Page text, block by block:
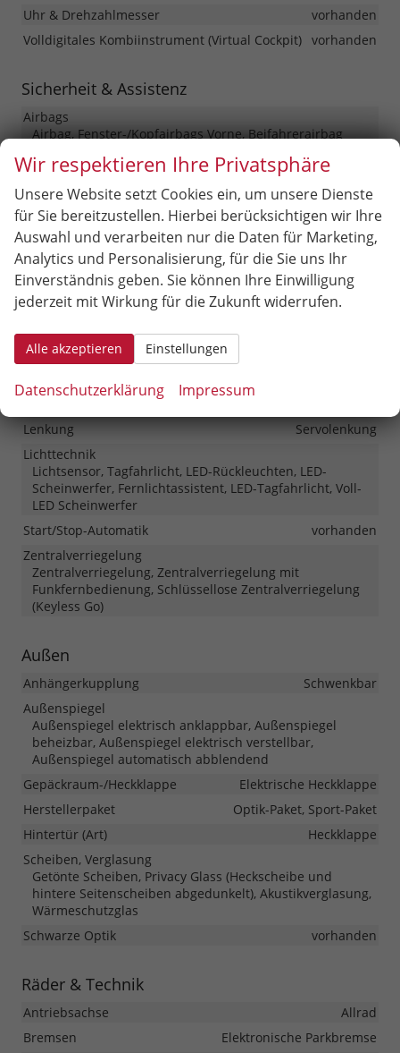
Uhr & Drehzahlmesser
vorhanden
Volldigitales Kombiinstrument (Virtual Cockpit) vorhanden
Sicherheit & Assistenz
Airbags
Airbag, Fenster-/Kopfairbags Vorne, Beifahrerairbag
Assistenzsysteme
Tempomat, Notbremsassistent (City-Safety),
Berganfahrassistent, Spurhalteassistent,
Fußgängererkennung, Abstandstempomat adaptiv (ACC),
Verkehrzeichenerkennung, Müdigkeitserkennungs-
Sensor, Notrufsystem, Autonomes Notbremssystem,
Abstandswarner, Geschwindigkeitsbegrenzer,
Ausweichassistent (ESA)
Selbstlenkendes System, Park Distance Control vorne,
Park Distance Control hinten, Rückfahrkamera
Innenspiegel automatisch abblendend
Lenkung
Servolenkung
Lichttechnik
Lichtsensor, Tagfahrlicht, LED-Rückleuchten, LED-
Scheinwerfer, Fernlichtassistent, LED-Tagfahrlicht, Voll-
LED Scheinwerfer
Start/Stop-Automatik
vorhanden
Zentralverriegelung
Zentralverriegelung, Zentralverriegelung mit
Funkfernbedienung, Schlüssellose Zentralverriegelung
(Keyless Go)
Außen
Anhängerkupplung
Schwenkbar
Außenspiegel
Außenspiegel elektrisch anklappbar, Außenspiegel
beheizbar, Außenspiegel elektrisch verstellbar,
Außenspiegel automatisch abblendend
Gepäckraum-/Heckklappe
Elektrische Heckklappe
Herstellerpaket
Optik-Paket, Sport-Paket
Hintertür (Art)
Heckklappe
Scheiben, Verglasung
Getönte Scheiben, Privacy Glass (Heckscheibe und
hintere Seitenscheiben abgedunkelt), Akustikverglasung,
Wärmeschutzglas
Schwarze Optik
vorhanden
Räder & Technik
Antriebsachse
Allrad
Bremsen
Elektronische Parkbremse
Wir respektieren Ihre Privatsphäre
Unsere Website setzt Cookies ein, um unsere Dienste
für Sie bereitzustellen. Hierbei berücksichtigen wir Ihre
Auswahl und verarbeiten nur die Daten für Marketing,
Analytics und Personalisierung, für die Sie uns Ihr
Einverständnis geben. Sie können Ihre Einwilligung
jederzeit mit Wirkung für die Zukunft widerrufen.
Alle akzeptieren Einstellungen
Datenschutzerklärung Impressum